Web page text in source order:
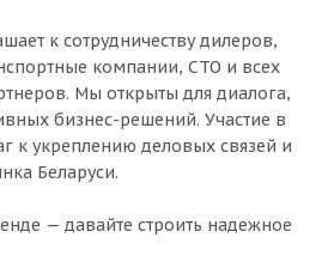
к сотрудничеству дилеров,
компании, СТО и всех
Мы открыты для диалога,
бизнес-решений. Участие в
к укреплению деловых связей и
Беларуси.
— давайте строить надежное